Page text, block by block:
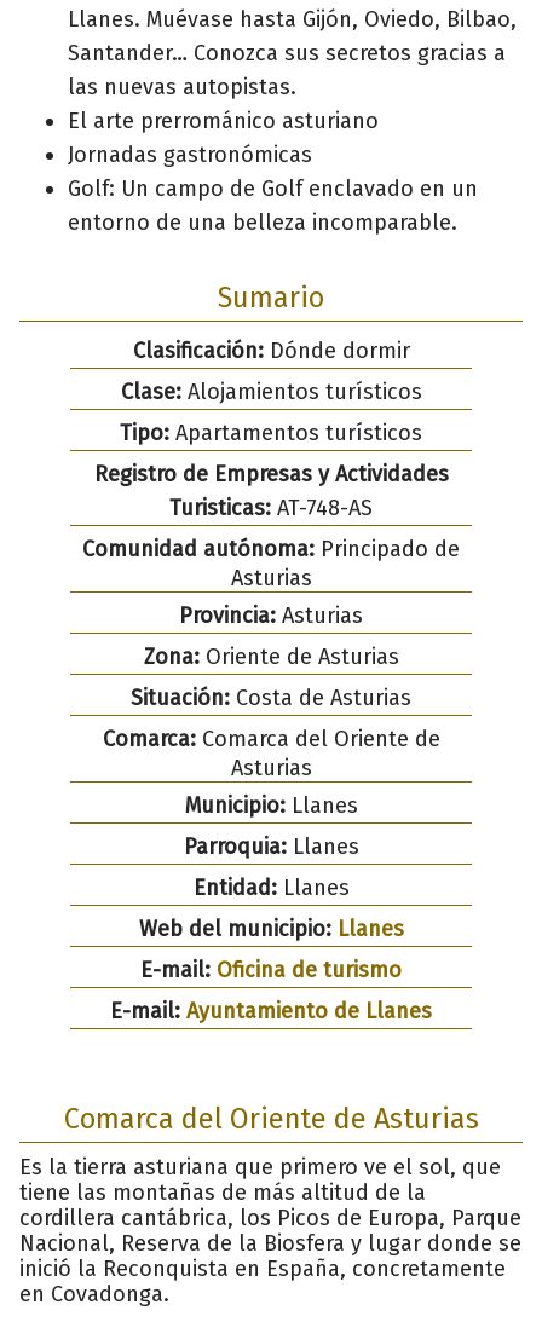
Llanes. Muévase hasta Gijón, Oviedo, Bilbao,
Santander… Conozca sus secretos gracias a
las nuevas autopistas.
El arte prerrománico asturiano
Jornadas gastronómicas
Golf: Un campo de Golf enclavado en un
entorno de una belleza incomparable.
Sumario
Clasificación:Dónde dormir
Clase:Alojamientos turísticos
Tipo: Apartamentos turísticos
Registro de Empresas y Actividades
Turisticas: AT-748-AS
Comunidad autónoma: Principado de
Asturias
Provincia: Asturias
Zona:Oriente de Asturias
Situación: Costa de Asturias
Comarca:Comarca del Oriente de
Asturias
Municipio:Llanes
Parroquia:Llanes
Entidad:Llanes
Web del municipio: Llanes
E-mail: Oficina de turismo
E-mail: Ayuntamiento de Llanes
Comarca del Oriente de Asturias
Es la tierra asturiana que primero ve el sol, que
tiene las montañas de más altitud de la
cordillera cantábrica, los Picos de Europa, Parque
Nacional, Reserva de la Biosfera y lugar donde se
inició la Reconquista en España, concretamente
en Covadonga.